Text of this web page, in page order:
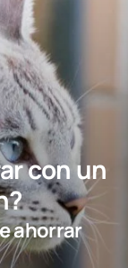
con un
ahorrar